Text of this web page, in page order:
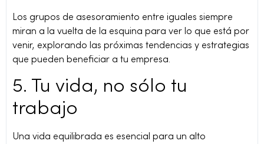
Los grupos de asesoramiento entre iguales siempre
miran a la vuelta de la esquina para ver lo que está por
venir, explorando las próximas tendencias y estrategias
que pueden beneficiar a tu empresa.
5. Tu vida, no sólo tu
trabajo
Una vida equilibrada es esencial para un alto